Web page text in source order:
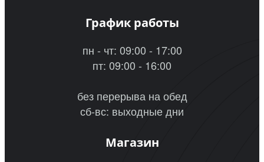
График работы
пн - чт: 09:00 - 17:00
пт: 09:00 - 16:00
без перерыва на обед
сб-вс: выходные дни
Магазин